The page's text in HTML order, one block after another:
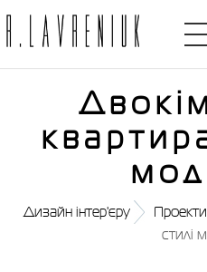
Дизайн інтер'єру Проекти
стилі